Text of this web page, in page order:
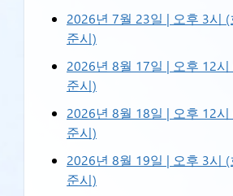
2026년 7월 23일 | 오후 3시
준시)
2026년 8월 17일 | 오후 12시
준시)
2026년 8월 18일 | 오후 12시
준시)
2026년 8월 19일 | 오후 3시
준시)